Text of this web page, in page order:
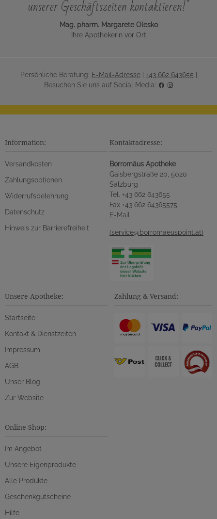
unserer Geschäftszeiten kontaktieren!"
Mag. pharm. Margarete Olesko
Ihre Apothekerin vor Ort
Persönliche Beratung: E-Mail-Adresse| +43 662 643655 |
Besuchen Sie uns auf Social Media:
Information:
Versandkosten
Zahlungsoptionen
Widerrufsbelehrung
Datenschutz
Hinweis zur Barrierefreiheit
Kontaktadresse:
Borromäus Apotheke
Gaisbergstraße 20, 5020
Salzburg
Tel. +43 662 643655
Fax +43 662 64365575
E-Mail
(service@borromaeuspoint.at)
Unsere Apotheke:
Startseite
Kontakt & Dienstzeiten
Impressum
AGB
Unser Blog
Zur Website
Zahlung & Versand:
Online-Shop:
Im Angebot
Unsere Eigenprodukte
Alle Produkte
Geschenkgutscheine
Hilfe